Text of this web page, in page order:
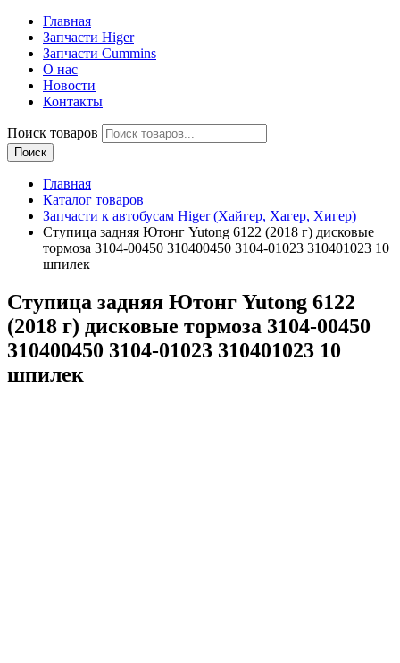
Главная
Запчасти Higer
Запчасти Cummins
О нас
Новости
Контакты
Поиск товаров
Поиск
Главная
Каталог товаров
Запчасти к автобусам Higer (Хайгер, Хагер, Хигер)
Ступица задняя Ютонг Yutong 6122 (2018 г) дисковые
тормоза 3104-00450 310400450 3104-01023 310401023 10
шпилек
Ступица задняя Ютонг Yutong 6122
(2018 г) дисковые тормоза 3104-00450
310400450 3104-01023 310401023 10
шпилек